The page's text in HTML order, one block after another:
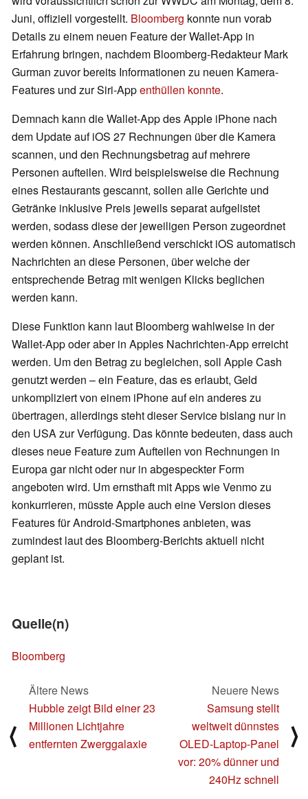
Juni, offiziell vorgestellt. Bloomberg konnte nun vorab
Details zu einem neuen Feature der Wallet-App in
Erfahrung bringen, nachdem Bloomberg-Redakteur Mark
Gurman zuvor bereits Informationen zu neuen Kamera-
Features und zur Siri-Appenthüllen konnte.
Demnach kann die Wallet-App des Apple iPhone nach
dem Update auf iOS 27 Rechnungen über die Kamera
scannen, und den Rechnungsbetrag auf mehrere
Personen aufteilen. Wird beispielsweise die Rechnung
eines Restaurants gescannt, sollen alle Gerichte und
Getränke inklusive Preis jeweils separat aufgelistet
werden, sodass diese der jeweiligen Person zugeordnet
werden können. Anschließend verschickt iOS automatisch
Nachrichten an diese Personen, über welche der
entsprechende Betrag mit wenigen Klicks beglichen
werden kann.
Diese Funktion kann laut Bloomberg wahlweise in der
Wallet-App oder aber in Apples Nachrichten-App erreicht
werden. Um den Betrag zu begleichen, soll Apple Cash
genutzt werden – ein Feature, das es erlaubt, Geld
unkompliziert von einem iPhone auf ein anderes zu
übertragen, allerdings steht dieser Service bislang nur in
den USA zur Verfügung. Das könnte bedeuten, dass auch
dieses neue Feature zum Aufteilen von Rechnungen in
Europa gar nicht oder nur in abgespeckter Form
angeboten wird. Um ernsthaft mit Apps wie Venmo zu
konkurrieren, müsste Apple auch eine Version dieses
Features für Android-Smartphones anbieten, was
zumindest laut des Bloomberg-Berichts aktuell nicht
geplant ist.
Quelle(n)
Bloomberg
⟨
Ältere News
Hubble zeigt Bild einer 23
Millionen Lichtjahre
entfernten Zwerggalaxie
Neuere News
Samsung stellt
weltweit dünnstes
OLED-Laptop-Panel
vor: 20% dünner und
240Hz schnell
⟩